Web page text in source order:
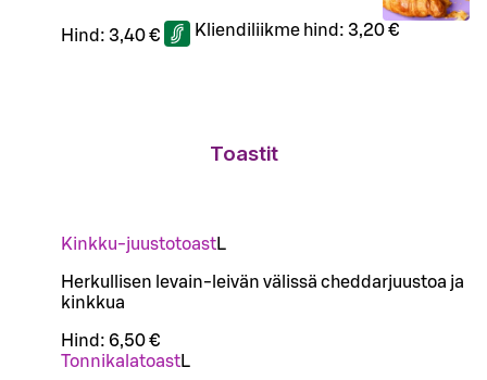
Hind: 3,40 € Kliendiliikme hind: 3,20 €
Toastit
Kinkku-juustotoastL
Herkullisen levain-leivän välissä cheddarjuustoa ja
kinkkua
Hind: 6,50 €
TonnikalatoastL